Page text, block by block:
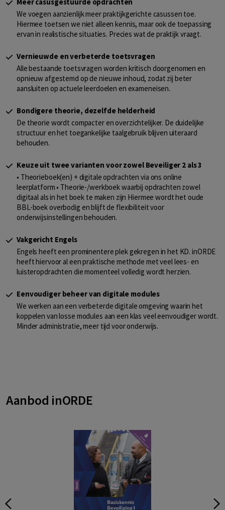
We voegen aanzienlijk meer praktijkgerichte casussen toe.
Hiermee toetsen we niet alleen kennis, maar ook de toepassing
ervan in realistische situaties. Precies wat de praktijk vraagt.
Vernieuwde en verbeterde toetsvragen
Alle bestaande toetsvragen worden kritisch doorgenomen en
opnieuw afgestemd op de nieuwe inhoud, zodat zij beter
aansluiten op actuele leerdoelen en exameneisen.
Bondigere theorie, dezelfde helderheid
De theorie wordt compacter en overzichtelijker. De duidelijke
structuur en het toegankelijke taalgebruik blijven uiteraard
behouden.
Keuze uit twee varianten voor zowel Beveiliger 2 als 3
• Theorieboek(en) + digitale opdrachten via ons online
leerplatform • Theorie-/werkboek waarbij opdrachten zowel
digitaal als in het boek te maken zijn Hiermee wordt het oude
BBL-boek overbodig en blijft de flexibiliteit voor
onderwijsinstellingen behouden.
Vakgericht Engels
Engels heeft een prominentere plek gekregen in het KD. inORDE
heeft hiervoor al een praktische methode met veel lees- en
luisteropdrachten die momenteel volledig wordt herzien.
Eenvoudiger beheer van digitale modules
We werken aan een verbeterde digitale omgeving waarin het
koppelen van losse modules aan een klas veel eenvoudiger wordt.
Minder administratie, meer tijd voor onderwijs.
Aanbod inORDE